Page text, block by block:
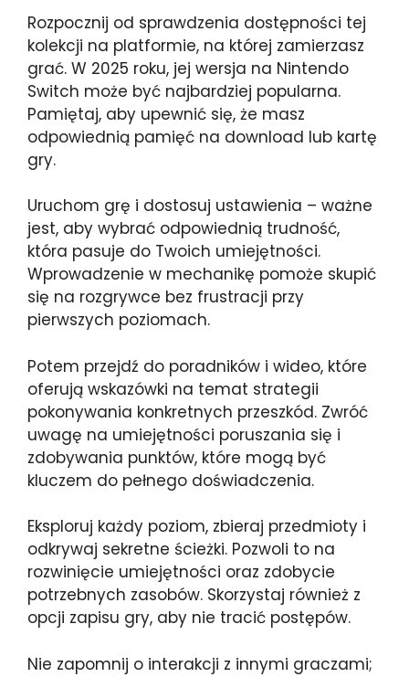
Rozpocznij od sprawdzenia dostępności tej
kolekcji na platformie, na której zamierzasz
grać. W 2025 roku, jej wersja na Nintendo
Switch może być najbardziej popularna.
Pamiętaj, aby upewnić się, że masz
odpowiednią pamięć na download lub kartę
gry.
Uruchom grę i dostosuj ustawienia – ważne
jest, aby wybrać odpowiednią trudność,
która pasuje do Twoich umiejętności.
Wprowadzenie w mechanikę pomoże skupić
się na rozgrywce bez frustracji przy
pierwszych poziomach.
Potem przejdź do poradników i wideo, które
oferują wskazówki na temat strategii
pokonywania konkretnych przeszkód. Zwróć
uwagę na umiejętności poruszania się i
zdobywania punktów, które mogą być
kluczem do pełnego doświadczenia.
Eksploruj każdy poziom, zbieraj przedmioty i
odkrywaj sekretne ścieżki. Pozwoli to na
rozwinięcie umiejętności oraz zdobycie
potrzebnych zasobów. Skorzystaj również z
opcji zapisu gry, aby nie tracić postępów.
Nie zapomnij o interakcji z innymi graczami;